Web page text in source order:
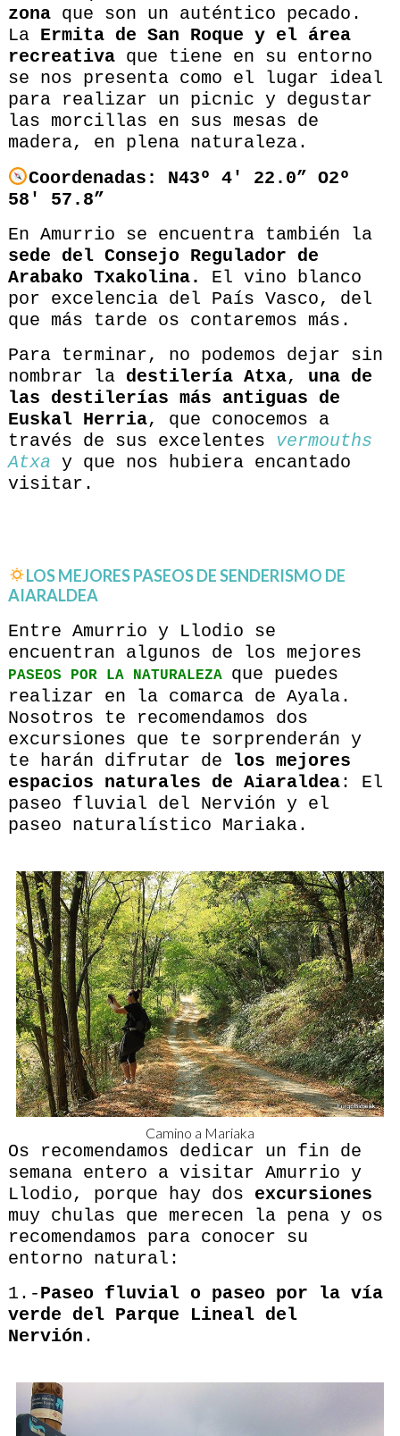
zonaque son un auténtico pecado.
La Ermita de San Roque y el área
recreativaque tiene en su entorno
se nos presenta como el lugar ideal
para realizar un picnic y degustar
las morcillas en sus mesas de
madera, en plena naturaleza.
Coordenadas:
N43º 4′ 22.0” O2º
58′ 57.8”
En Amurrio se encuentra también la
sede del Consejo Regulador de
Arabako Txakolina. El vino blanco
por excelencia del País Vasco, del
que más tarde os contaremos más.
Para terminar, no podemos dejar sin
nombrar la destilería Atxa, una de
las destilerías más antiguas de
Euskal Herria, que conocemos a
través de sus excelentes vermouths
Atxa y que nos hubiera encantado
visitar.
LOS MEJORES PASEOS DE SENDERISMO DE
AIARALDEA
Entre Amurrio y Llodio se
encuentran algunos de los mejores
PASEOS POR LA NATURALEZA que puedes
realizar en la comarca de Ayala.
Nosotros te recomendamos dos
excursiones que te sorprenderán y
te harán difrutar de los mejores
espacios naturales de Aiaraldea: El
paseo fluvial del Nervión y el
paseo naturalístico Mariaka.
Camino a Mariaka
Os recomendamos dedicar un fin de
semana entero a visitar Amurrio y
Llodio, porque hay dos excursiones
muy chulas que merecen la pena y os
recomendamos para conocer su
entorno natural:
1.-Paseo fluvial o paseo por la vía
verde del Parque Lineal del
Nervión .